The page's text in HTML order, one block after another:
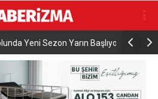
Yarın Başlıyor İşte Lig
Programı ve Maç Takvimi
Adalet
Behçet